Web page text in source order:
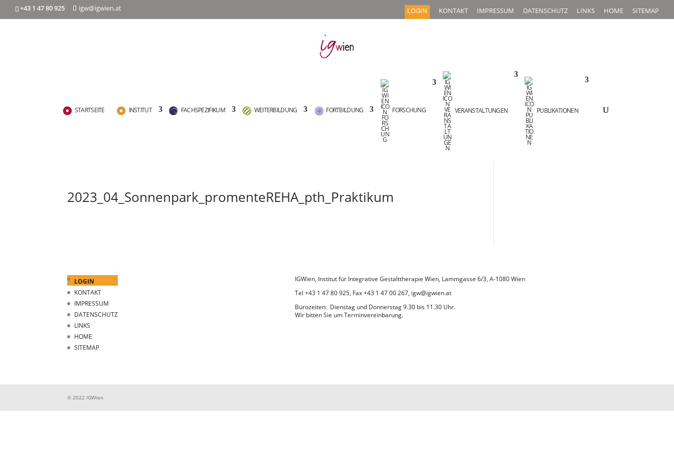
+43 1 47 80 925 igw@igwien.at LOGIN KONTAKT IMPRESSUM DATENSCHUTZ LINKS HOME SITEMAP
STARTSEITE INSTITUT FACHSPEZIFIKUM WEITERBILDUNG FORTBILDUNG FORSCHUNG VERANSTALTUNGEN PUBLIKATIONEN
2023_04_Sonnenpark_promenteREHA_pth_Praktikum
LOGIN
KONTAKT
IMPRESSUM
DATENSCHUTZ
LINKS
HOME
SITEMAP
IGWien, Institut für Integrative Gestalttherapie Wien, Lammgasse 6/3, A-1080 Wien
Tel +43 1 47 80 925, Fax +43 1 47 00 267, igw@igwien.at
Bürozeiten: Dienstag und Donnerstag 9.30 bis 11.30 Uhr.
Wir bitten Sie um Terminvereinbarung.
© 2022 IGWien